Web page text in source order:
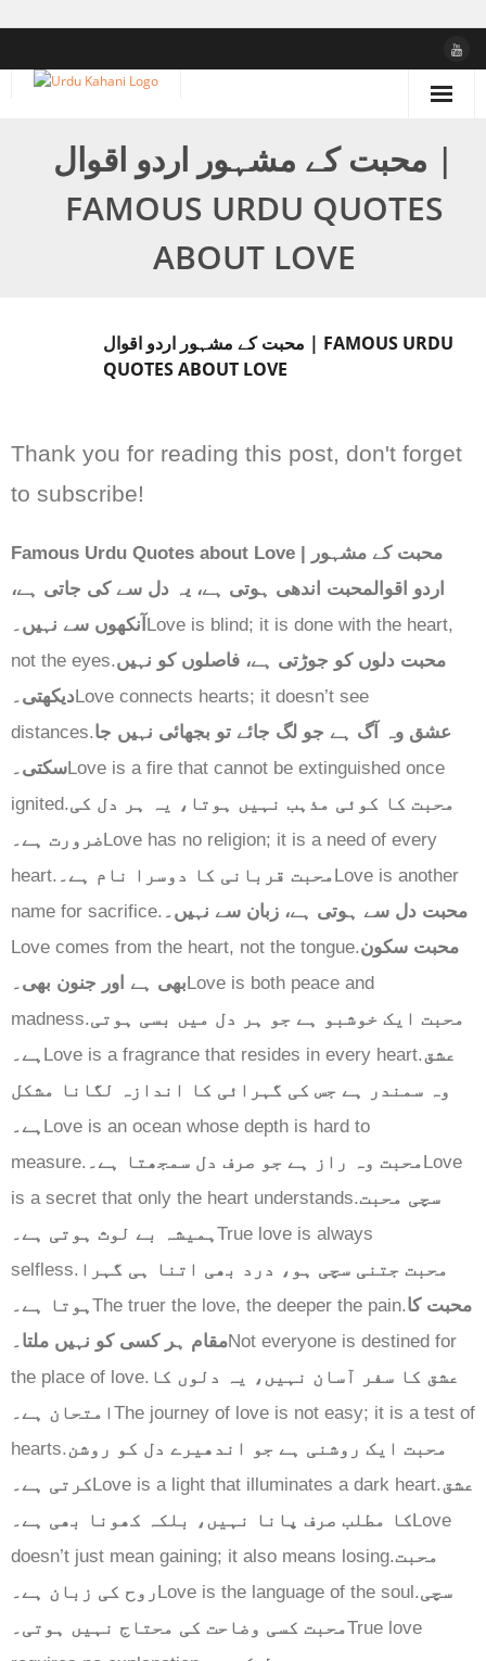
content
محبت کے مشہور اردو اقوال |
FAMOUS URDU QUOTES
ABOUT LOVE
محبت کے مشہور اردو اقوال | FAMOUS URDU
QUOTES ABOUT LOVE
Thank you for reading this post, don't forget
to subscribe!
Famous Urdu Quotes about Love | محبت کے مشہور
اردو اقوالمحبت اندھی ہوتی ہے، یہ دل سے کی جاتی ہے،
آنکھوں سے نہیں۔ Love is blind; it is done with the heart,
not the eyes.محبت دلوں کو جوڑتی ہے، فاصلوں کو نہیں
دیکھتی۔Love connects hearts; it doesn’t see
distances.عشق وہ آگ ہے جو لگ جائے تو بجھائی نہیں جا
سکتی۔Love is a fire that cannot be extinguished once
ignited.محبت کا کوئی مذہب نہیں ہوتا، یہ ہر دل کی
ضرورت ہے۔Love has no religion; it is a need of every
heart. محبت قربانی کا دوسرا نام ہے۔Love is another
name for sacrifice. محبت دل سے ہوتی ہے، زبان سے نہیں۔
Love comes from the heart, not the tongue.محبت سکون
بھی ہے اور جنون بھی۔Love is both peace and
madness.محبت ایک خوشبو ہے جو ہر دل میں بسی ہوتی
ہے۔ Love is a fragrance that resides in every heart.عشق
وہ سمندر ہے جس کی گہرائی کا اندازہ لگانا مشکل
ہے۔ Love is an ocean whose depth is hard to
measure. محبت وہ راز ہے جو صرف دل سمجھتا ہے۔Love
is a secret that only the heart understands.سچی محبت
ہمیشہ بے لوث ہوتی ہے۔True love is always
selfless. محبت جتنی سچی ہو، درد بھی اتنا ہی گہرا
ہوتا ہے۔The truer the love, the deeper the pain.محبت کا
مقام ہر کسی کو نہیں ملتا۔Not everyone is destined for
the place of love. عشق کا سفر آسان نہیں، یہ دلوں کا
امتحان ہے۔ The journey of love is not easy; it is a test of
hearts.محبت ایک روشنی ہے جو اندھیرے دل کو روشن
کرتی ہے۔Love is a light that illuminates a dark heart.عشق
کا مطلب صرف پانا نہیں، بلکہ کھونا بھی ہے۔Love
doesn’t just mean gaining; it also means losing.محبت
روح کی زبان ہے۔Love is the language of the soul.سچی
محبت کسی وضاحت کی محتاج نہیں ہوتی۔True love